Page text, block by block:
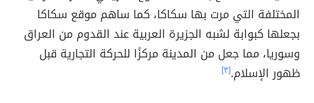
المختلفة التي مرت بها سكاكا، كما ساهم موقع سكاكا
بجعلها كبوابة لشبه الجزيرة العربية عند القدوم من العراق
وسوريا، مما جعل من المدينة مركزًا للحركة التجارية قبل
ظهور الإسلام.[٣]